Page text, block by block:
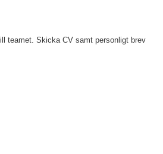
teamet. Skicka CV samt personligt brev